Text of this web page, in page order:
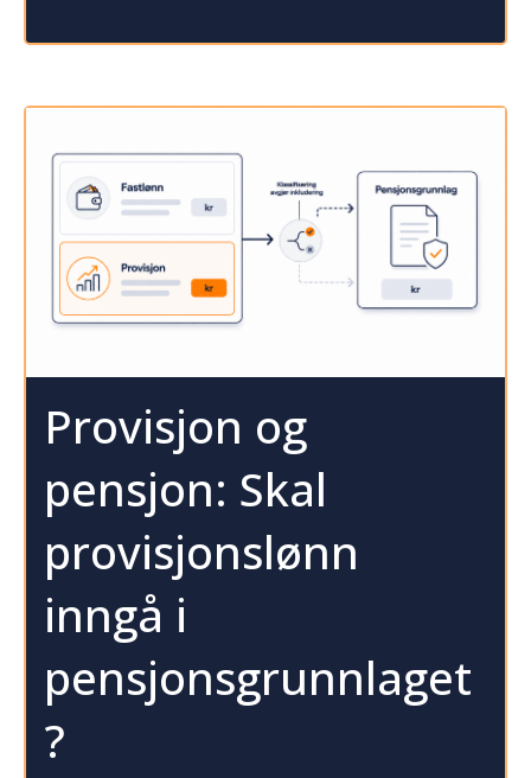
Provisjon og
pensjon: Skal
provisjonslønn
inngå i
pensjonsgrunnlaget
?